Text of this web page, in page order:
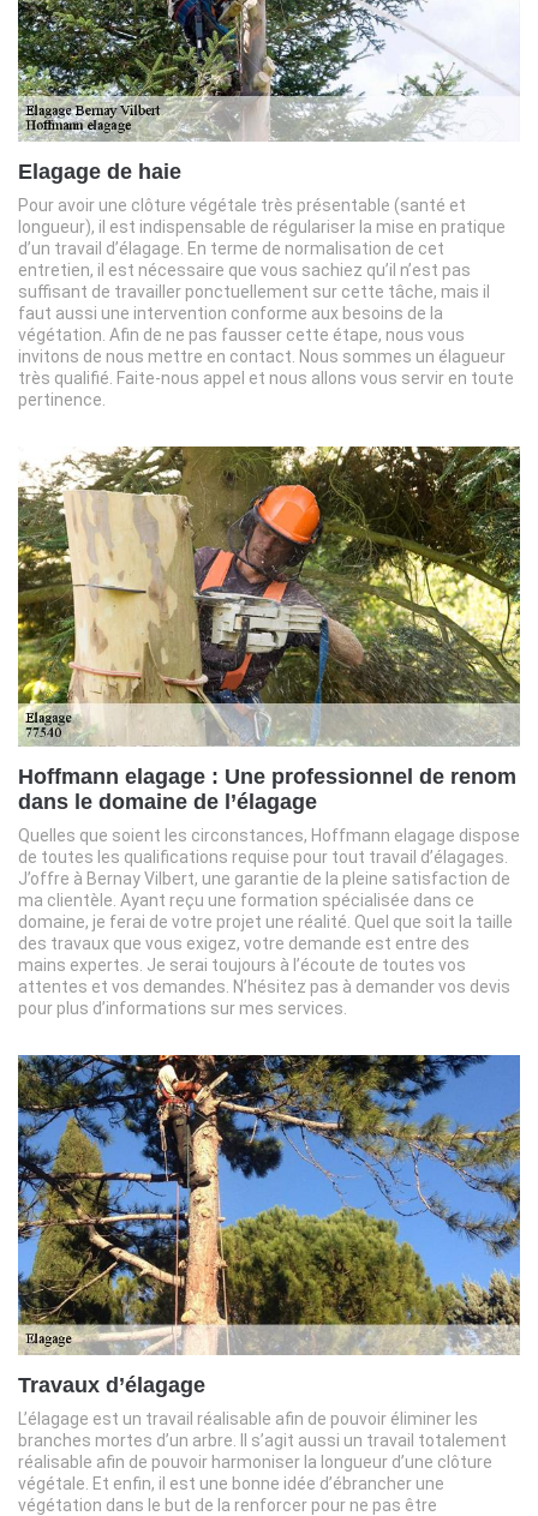
Elagage de haie
Pour avoir une clôture végétale très présentable (santé et
longueur), il est indispensable de régulariser la mise en pratique
d’un travail d’élagage. En terme de normalisation de cet
entretien, il est nécessaire que vous sachiez qu’il n’est pas
suffisant de travailler ponctuellement sur cette tâche, mais il
faut aussi une intervention conforme aux besoins de la
végétation. Afin de ne pas fausser cette étape, nous vous
invitons de nous mettre en contact. Nous sommes un élagueur
très qualifié. Faite-nous appel et nous allons vous servir en toute
pertinence.
Hoffmann elagage : Une professionnel de renom
dans le domaine de l’élagage
Quelles que soient les circonstances, Hoffmann elagage dispose
de toutes les qualifications requise pour tout travail d’élagages.
J’offre à Bernay Vilbert, une garantie de la pleine satisfaction de
ma clientèle. Ayant reçu une formation spécialisée dans ce
domaine, je ferai de votre projet une réalité. Quel que soit la taille
des travaux que vous exigez, votre demande est entre des
mains expertes. Je serai toujours à l’écoute de toutes vos
attentes et vos demandes. N’hésitez pas à demander vos devis
pour plus d’informations sur mes services.
Travaux d’élagage
L’élagage est un travail réalisable afin de pouvoir éliminer les
branches mortes d’un arbre. Il s’agit aussi un travail totalement
réalisable afin de pouvoir harmoniser la longueur d’une clôture
végétale. Et enfin, il est une bonne idée d’ébrancher une
végétation dans le but de la renforcer pour ne pas être